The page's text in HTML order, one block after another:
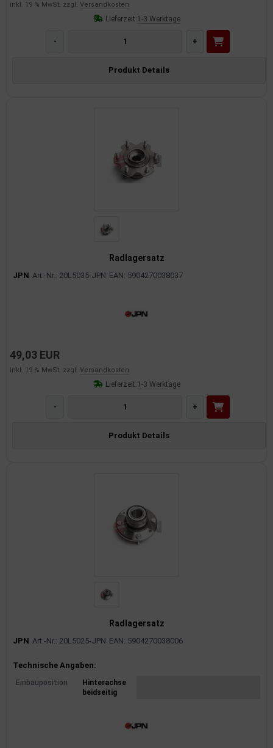
inkl. 19 % MwSt. zzgl. Versandkosten
Lieferzeit:1-3 Werktage
- +
Produkt Details
Radlagersatz
JPN Art.-Nr.: 20L5035-JPN EAN: 5904270038037
49,03 EUR
inkl. 19 % MwSt. zzgl. Versandkosten
Lieferzeit:1-3 Werktage
- +
Produkt Details
Radlagersatz
JPN Art.-Nr.: 20L5025-JPN EAN: 5904270038006
Produktinformationen
Technische Angaben:
Einbauposition
Hinterachse
beidseitig